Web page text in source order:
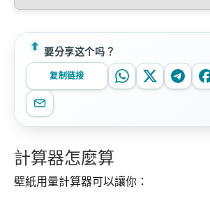
要分享这个吗？
复制链接
計算器怎麼算
壁紙用量計算器可以讓你：